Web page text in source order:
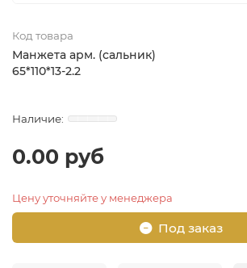
Код товара
Манжета арм. (сальник)
65*110*13-2.2
0.00 руб
Цену уточняйте у менеджера
Под заказ